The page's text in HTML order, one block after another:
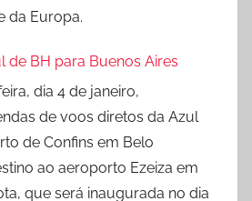
da Europa.
de BH para Buenos Aires
dia 4 de janeiro,
de voos diretos da Azul
de Confins em Belo
ao aeroporto Ezeiza em
que será inaugurada no dia